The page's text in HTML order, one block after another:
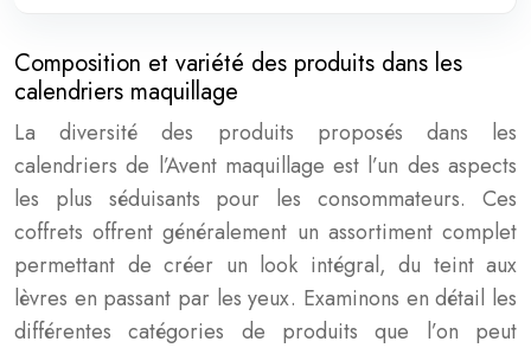
Composition et variété des produits dans les
calendriers maquillage
La diversité des produits proposés dans les
calendriers de l’Avent maquillage est l’un des aspects
les plus séduisants pour les consommateurs. Ces
coffrets offrent généralement un assortiment complet
permettant de créer un look intégral, du teint aux
lèvres en passant par les yeux. Examinons en détail les
différentes catégories de produits que l’on peut